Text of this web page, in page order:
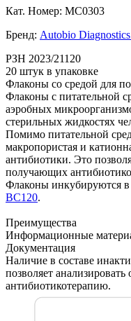
Кат. Номер: MC0303
Бренд: Autobio
РЗН 2023/21120
20 штук в упаковке
Флаконы со средой для
Флаконы с питательной
аэробных
стерильных жидкостях
Помимо питательной
макропористая и
антибиотики. Это
получающих
Флаконы инкубируются
BC120.
Преимущества
Информационные
Документация
Наличие в составе
позволяет
антибиотикотерапию.